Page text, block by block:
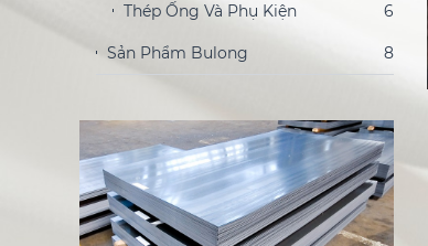
Thép Ống Và Phụ Kiện 6
Sản Phẩm Bulong 8